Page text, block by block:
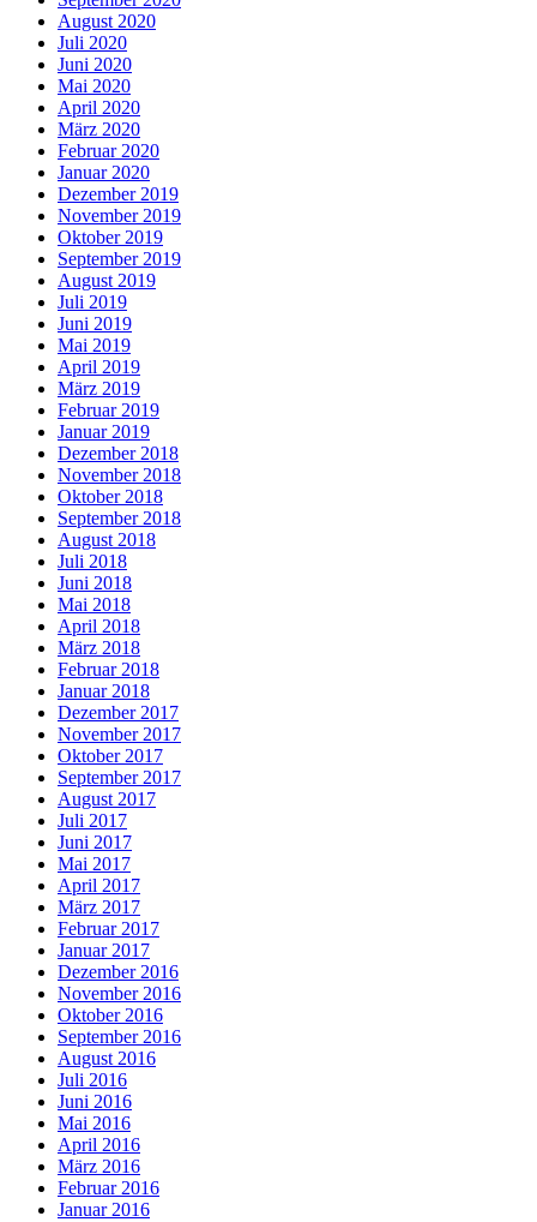
August 2020
Juli 2020
Juni 2020
Mai 2020
April 2020
März 2020
Februar 2020
Januar 2020
Dezember 2019
November 2019
Oktober 2019
September 2019
August 2019
Juli 2019
Juni 2019
Mai 2019
April 2019
März 2019
Februar 2019
Januar 2019
Dezember 2018
November 2018
Oktober 2018
September 2018
August 2018
Juli 2018
Juni 2018
Mai 2018
April 2018
März 2018
Februar 2018
Januar 2018
Dezember 2017
November 2017
Oktober 2017
September 2017
August 2017
Juli 2017
Juni 2017
Mai 2017
April 2017
März 2017
Februar 2017
Januar 2017
Dezember 2016
November 2016
Oktober 2016
September 2016
August 2016
Juli 2016
Juni 2016
Mai 2016
April 2016
März 2016
Februar 2016
Januar 2016